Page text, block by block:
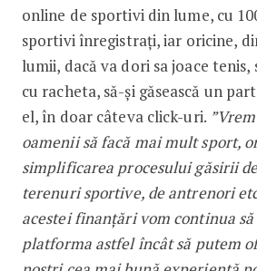
online de sportivi din lume, cu
sportivi înregistrați, iar oricine,
lumii, dacă va dori sa joace
cu racheta, să-și găsească un
el, în doar câteva click-uri.
oamenii să facă mai mult sport,
simplificarea procesului găsirii
terenuri sportive, de antrenori
acestei finanțări vom continua
platforma astfel încât să putem